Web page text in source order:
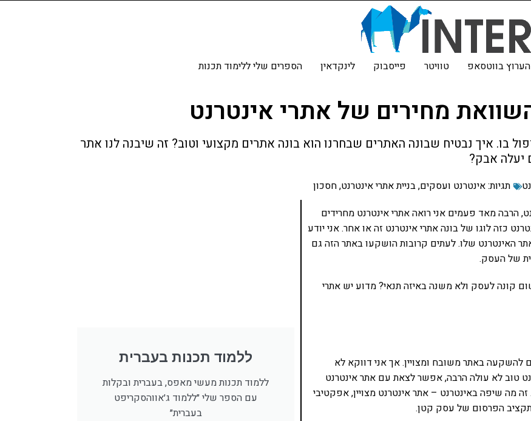
הערוץ בווטסאפ טוויטר פייסבוק לינקדאין הספרים שלי ללימוד תכנות
מחירים של אתרי אינטרנט
בו. איך נבטיח שבונה האתרים שבחרנו הוא בונה אתרים מקצועי וטוב? זה שיבנה לנו אתר
יעלה אבק?
תגיות:אינטרנט ועסקים,בניית אתרי אינטרנט,חסכון
הרבה מאד פעמים אני רואה אתרי אינטרנט מחרידים
כזה לוגו של בונה אתרי אינטרנט זה או אחר. אני יודע
האינטרנט שלו. לעתים קרובות הושקעו באתר הזה גם
של העסק.
קונה לעסק ולא משנה באיזה תנאי? מדוע יש אתרי
באתר משובח ומצויין. אך אני דווקא לא
טוב לא עולה הרבה, אפשר לצאת עם אתר אינטרנט
מה שיפה באינטרנט – אתר אינטרנט מצויין, אפקטיבי
הפרסום של עסק קטן.
ללמוד תכנות בעברית
ללמוד תכנות מעשי מאפס, בעברית ובקלות
עם הספר שלי ״ללמוד ג׳אווהסקריפט
בעברית״